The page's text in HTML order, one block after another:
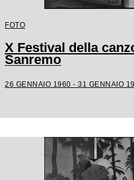
FOTO
X Festival della
Sanremo
26 GENNAIO 1960 - 31 GENNAIO